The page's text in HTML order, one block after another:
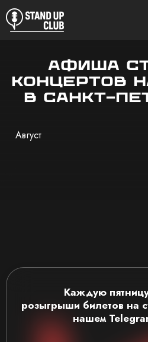
Афиша
концертов
в Санкт-
Август
Каждую
розыгрыши билетов на
нашем